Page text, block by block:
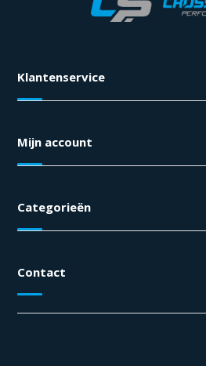
Klantenservice
Mijn account
Categorieën
Contact